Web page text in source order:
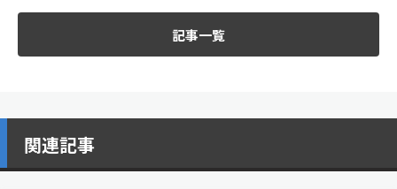
記事一覧
関連記事